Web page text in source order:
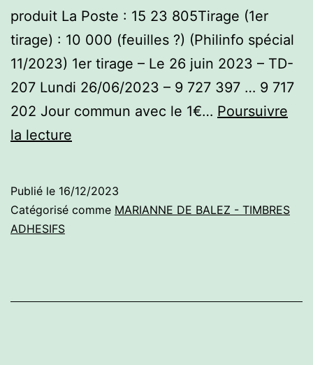
produit La Poste : 15 23 805Tirage (1er
tirage) : 10 000 (feuilles ?) (Philinfo spécial
11/2023) 1er tirage – Le 26 juin 2023 – TD-
207 Lundi 26/06/2023 – 9 727 397 … 9 717
202 Jour commun avec le 1€… Poursuivre
la lecture
Publié le 16/12/2023
Catégorisé comme MARIANNE DE BALEZ - TIMBRES
ADHESIFS